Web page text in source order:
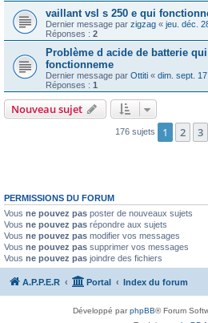
vaillant vsl s 250 e qui
Dernier message par zigzag « jeu. déc.
Réponses : 2
Problème d acide de batterie
fonctionneme
Dernier message par Ottiti « dim. sept.
Réponses : 1
Nouveau sujet
176 sujets 1 2 3
PERMISSIONS DU FORUM
Vous ne pouvez pas poster de nouveaux sujets
Vous ne pouvez pas répondre aux sujets
Vous ne pouvez pas modifier vos messages
Vous ne pouvez pas supprimer vos messages
Vous ne pouvez pas joindre des fichiers
A.P.P.E.R Portal Index du forum
Développé parphpBB® Forum